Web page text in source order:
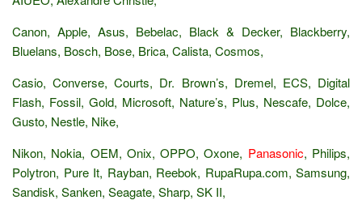
Canon, Apple, Asus, Bebelac, Black & Decker, Blackberry,
Bluelans, Bosch, Bose, Brica, Calista, Cosmos,
Casio, Converse, Courts, Dr. Brown’s, Dremel, ECS, Digital
Flash, Fossil, Gold, Microsoft, Nature’s, Plus, Nescafe, Dolce,
Gusto, Nestle, Nike,
Nikon, Nokia, OEM, Onix, OPPO, Oxone, Panasonic, Philips,
Polytron, Pure It, Rayban, Reebok, RupaRupa.com, Samsung,
Sandisk, Sanken, Seagate, Sharp, SK II,